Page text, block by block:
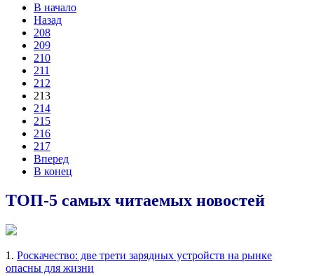
В начало
Назад
208
209
210
211
212
213
214
215
216
217
Вперед
В конец
ТОП-5 самых читаемых новостей
1. Роскачество: две трети зарядных устройств на рынке
опасны для жизни